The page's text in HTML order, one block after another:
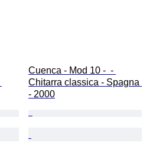
Cuenca - Mod 10 -  -
Chitarra classica - Spagna
- 2000